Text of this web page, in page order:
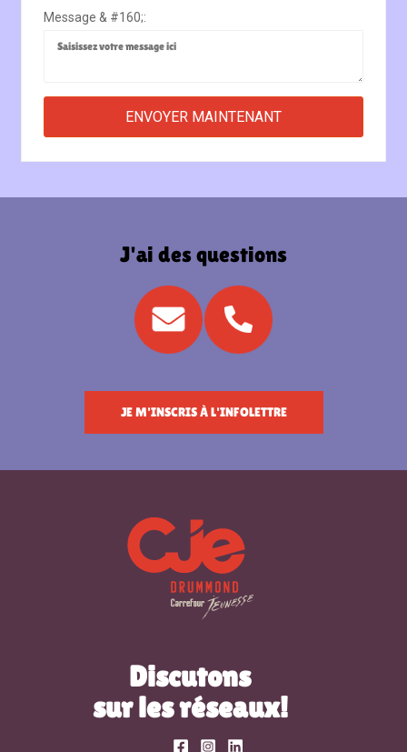
Message & #160;:
J'ai des questions
JE M'INSCRIS À L'INFOLETTRE
Discutons
sur les réseaux!